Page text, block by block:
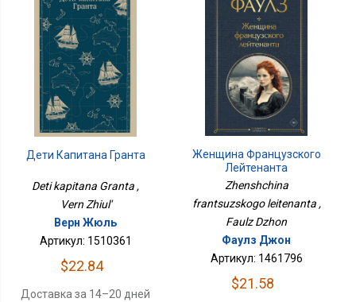
Дети Капитана Гранта
Deti kapitana Granta ,
Vern Zhiul'
Верн Жюль
Артикул: 1510361
$22.84
Доставка за 14–20 дней
Женщина Французского
Лейтенанта
Zhenshchina
frantsuzskogo leitenanta ,
Faulz Dzhon
Фаулз Джон
Артикул: 1461796
$21.58